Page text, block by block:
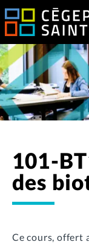
101-
des
Ce cours, offert